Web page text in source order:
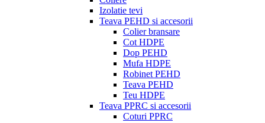
Izolatie tevi
Teava PEHD si accesorii
Colier bransare
Cot HDPE
Dop PEHD
Mufa HDPE
Robinet PEHD
Teava PEHD
Teu HDPE
Teava PPRC si accesorii
Coturi PPRC